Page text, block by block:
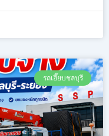
รถเฮี๊ยบชลบุรี